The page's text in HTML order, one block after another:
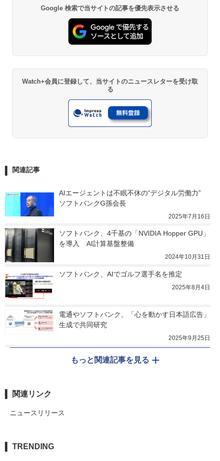
Google 検索で当サイトの記事を優先表示させる
Watch+会員に登録して、当サイトのニュースレターを受け取
る
関連記事
AIエージェントは不眠不休の“デジタル労働力”
ソフトバンクG孫会長
2025年7月16日
ソフトバンク、4千基の「NVIDIA Hopper GPU」
を導入　AI計算基盤整備
2024年10月31日
ソフトバンク、AIでゴルフ選手名を推定
2025年8月4日
電通やソフトバンク、「心を動かす日本語広告」
生成で共同研究
2025年9月25日
もっと関連記事を見る
関連リンク
ニュースリリース
TRENDING